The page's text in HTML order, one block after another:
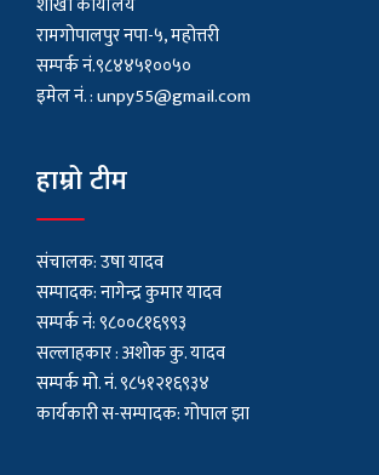
रामगोपालपुर नपा-५, महोत्तरी
सम्पर्क नं.९८४४५१००५०
इमेल नं. :unpy55@gmail.com
हाम्रो टीम
संचालक: उषा यादव
सम्पादक: नागेन्द्र कुमार यादव
सम्पर्क नं: ९८००८१६९९३
सल्लाहकार : अशाेक कु. यादव
सम्पर्क मो. नं. ९८५१२१६९३४
कार्यकारी स-सम्पादक: गोपाल झा